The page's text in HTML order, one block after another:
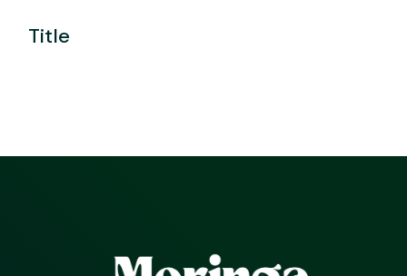
Title